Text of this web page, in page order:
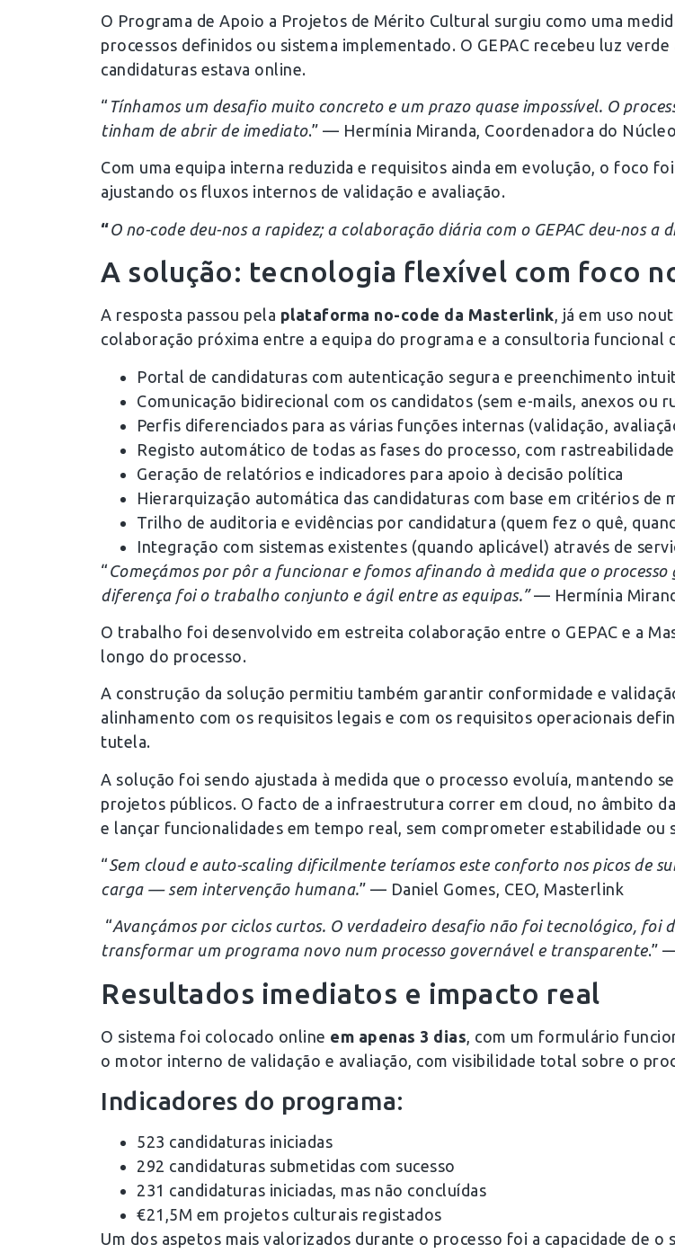
O Programa de Apoio a Projetos de Mérito Cultural surgiu como uma
processos definidos ou sistema implementado. O GEPAC recebeu luz verde
candidaturas estava online.
“ Tínhamos um desafio muito concreto e um prazo quase impossível. O
tinham de abrir de imediato.” — Hermínia Miranda, Coordenadora do Núcleo
Com uma equipa interna reduzida e requisitos ainda em evolução, o foco
ajustando os fluxos internos de validação e avaliação.
“O no-code deu-nos a rapidez; a colaboração diária com o GEPAC deu-nos a
A solução: tecnologia flexível com foco
A resposta passou pela plataforma no-code da Masterlink, já em uso
colaboração próxima entre a equipa do programa e a consultoria funcional
Portal de candidaturas com autenticação segura e preenchimento
Comunicação bidirecional com os candidatos (sem e-mails, anexos ou
Perfis diferenciados para as várias funções internas (validação,
Registo automático de todas as fases do processo, com
Geração de relatórios e indicadores para apoio à decisão política
Hierarquização automática das candidaturas com base em critérios de
Trilho de auditoria e evidências por candidatura (quem fez o quê,
Integração com sistemas existentes (quando aplicável) através de
“ Começámos por pôr a funcionar e fomos afinando à medida que o
diferença foi o trabalho conjunto e ágil entre as equipas.”— Hermínia
O trabalho foi desenvolvido em estreita colaboração entre o GEPAC e a
longo do processo.
A construção da solução permitiu também garantir conformidade e
alinhamento com os requisitos legais e com os requisitos operacionais
tutela.
A solução foi sendo ajustada à medida que o processo evoluía, mantendo
projetos públicos. O facto de a infraestrutura correr em cloud, no âmbito
e lançar funcionalidades em tempo real, sem comprometer estabilidade ou
“Sem cloud e auto-scaling dificilmente teríamos este conforto nos picos de
carga — sem intervenção humana.” — Daniel Gomes, CEO, Masterlink
“Avançámos por ciclos curtos. O verdadeiro desafio não foi tecnológico, foi
transformar um programa novo num processo governável e transparente.”
Resultados imediatos e impacto real
O sistema foi colocado online em apenas 3 dias , com um formulário
o motor interno de validação e avaliação, com visibilidade total sobre o
Indicadores do programa:
523 candidaturas iniciadas
292 candidaturas submetidas com sucesso
231 candidaturas iniciadas, mas não concluídas
€21,5M em projetos culturais registados
Um dos aspetos mais valorizados durante o processo foi a capacidade de